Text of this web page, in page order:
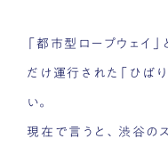
「都市型ロープウェイ
だけ運行された「ひば
い。
現在で言うと、渋谷の